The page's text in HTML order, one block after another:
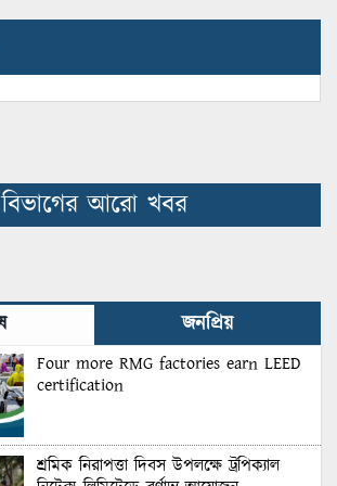
বিভাগের আরো খবর
জনপ্রিয়
Four more RMG factories earn LEED
certification
শ্রমিক নিরাপত্তা দিবস উপলক্ষে ট্রপিক্যাল